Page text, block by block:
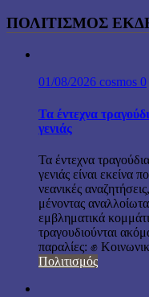
ΠΟΛΙΤΙΣΜΟΣ
01/08/2026 cosmos 0
Τα έντεχνα
γενιάς
Τα έντεχνα
γενιάς είναι εκείνα
νεανικές
μένοντας
εμβληματικά
τραγουδιούνται
παραλίες: ✊
Πολιτισμός